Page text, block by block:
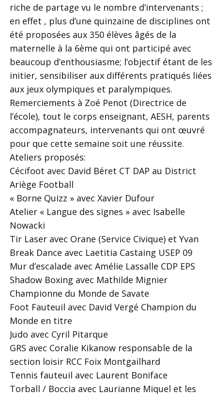
riche de partage vu le nombre d’intervenants ;
en effet , plus d’une quinzaine de disciplines ont
été proposées aux 350 élèves âgés de la
maternelle à la 6ème qui ont participé avec
beaucoup d’enthousiasme; l’objectif étant de les
initier, sensibiliser aux différents pratiqués liées
aux jeux olympiques et paralympiques.
Remerciements à Zoé Penot (Directrice de
l’école), tout le corps enseignant, AESH, parents
accompagnateurs, intervenants qui ont œuvré
pour que cette semaine soit une réussite.
Ateliers proposés:
Cécifoot avec David Béret CT DAP au District
Ariège Football
« Borne Quizz » avec Xavier Dufour
Atelier « Langue des signes » avec Isabelle
Nowacki
Tir Laser avec Orane (Service Civique) et Yvan
Break Dance avec Laetitia Castaing USEP 09
Mur d’escalade avec Amélie Lassalle CDP EPS
Shadow Boxing avec Mathilde Mignier
Championne du Monde de Savate
Foot Fauteuil avec David Vergé Champion du
Monde en titre
Judo avec Cyril Pitarque
GRS avec Coralie Kikanow responsable de la
section loisir RCC Foix Montgailhard
Tennis fauteuil avec Laurent Boniface
Torball / Boccia avec Laurianne Miquel et les